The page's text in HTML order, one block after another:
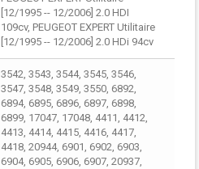
[12/1995 -- 12/2006] 2.0 HDI
109cv, PEUGEOT EXPERT Utilitaire
[12/1995 -- 12/2006] 2.0 HDi 94cv
3542, 3543, 3544, 3545, 3546,
3547, 3548, 3549, 3550, 6892,
6894, 6895, 6896, 6897, 6898,
6899, 17047, 17048, 4411, 4412,
4413, 4414, 4415, 4416, 4417,
4418, 20944, 6901, 6902, 6903,
6904, 6905, 6906, 6907, 20937,